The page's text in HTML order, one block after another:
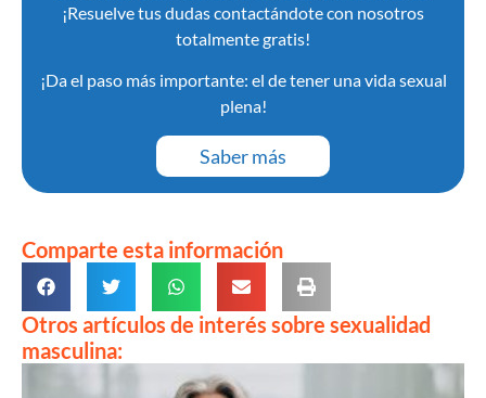
¡Resuelve tus dudas contactándote con nosotros
totalmente gratis!
¡Da el paso más importante: el de tener una vida sexual
plena!
Saber más
Comparte esta información
Otros artículos de interés sobre sexualidad
masculina: